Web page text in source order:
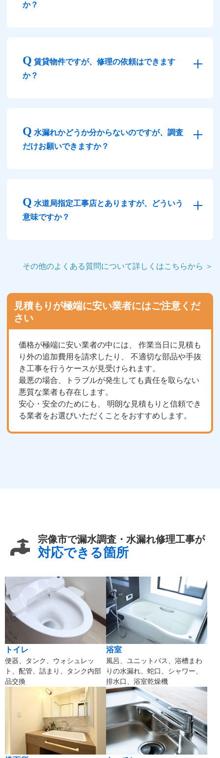
か？
賃貸物件ですが、修理の依頼はできます
か？
水漏れかどうか分からないのですが、調査
だけお願いできますか？
水道局指定工事店とありますが、どういう
意味ですか？
その他のよくある質問について詳しくはこちらから ＞
見積もりが極端に安い業者にはご注意くだ
さい
価格が極端に安い業者の中には、 作業当日に見積も
り外の追加費用を請求したり、 不適切な部品や手抜
き工事を行うケースが見受けられます。
最悪の場合、トラブルが発生しても責任を取らない
悪質な業者も存在します。
安心・安全のためにも、 明朗な見積もりと信頼でき
る業者をお選びいただくことをおすすめします。
宗像市で漏水調査・水漏れ修理工事が
対応できる箇所
トイレ
便器、タンク、ウォシュレッ
ト、配管、詰まり、タンク内部
品交換
浴室
風呂、ユニットバス、浴槽まわ
りの水漏れ、蛇口、シャワー、
排水口、浴室乾燥機